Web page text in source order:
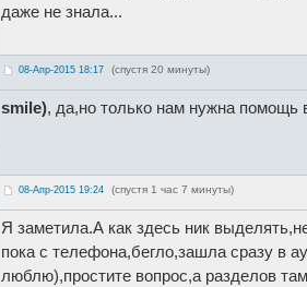
даже не знала...
08-Апр-2015 18:17 (спустя 20 минуты)
smile), да,но только нам нужна помощь
08-Апр-2015 19:24 (спустя 1 час 7 минуты)
Я заметила.А как здесь ник
пока с телефона,бегло,зашла сразу в
люблю),простите вопрос,а разделов